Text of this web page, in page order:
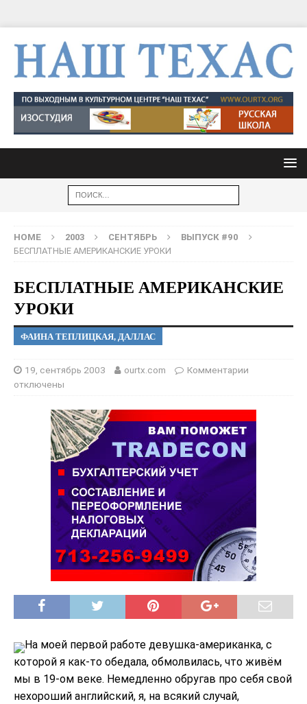
HOME 2003 СЕНТЯБРЬ
ВЫПУСК #90
БЕСПЛАТНЫЕ АМЕРИКАНСКИЕ УРОКИ
БЕСПЛАТНЫЕ АМЕРИКАНСКИЕ
УРОКИ
ФАИНА ТЕПЛИЦКАЯ, ДАЛЛАС
19, сентябрь 2003 ourtx.com
Комментарии
отключены
На моей первой работе девушка-американка, с
которой я как-то обедала, обмолвилась, что живём
мы в 19-ом веке. Немедленно обругав про себя свой
неxороший английский, я, на всякий случай,